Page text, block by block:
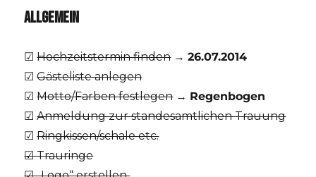
ALLGEMEIN
☑Hochzeitstermin finden→26.07.2014
☑Gästeliste anlegen
☑Motto/Farben festlegen→ Regenbogen
☑Anmeldung zur standesamtlichen Trauung
☑Ringkissen/schale etc.
☑ Trauringe